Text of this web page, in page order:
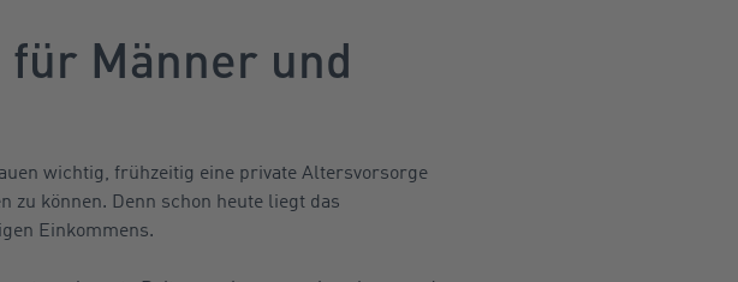
Männer und
wichtig, frühzeitig eine private Altersvorsorge
zu können. Denn schon heute liegt das
Einkommens.